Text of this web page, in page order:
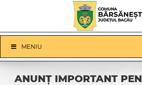
Navigation
MENIU
ANUNȚ IMPORTANT